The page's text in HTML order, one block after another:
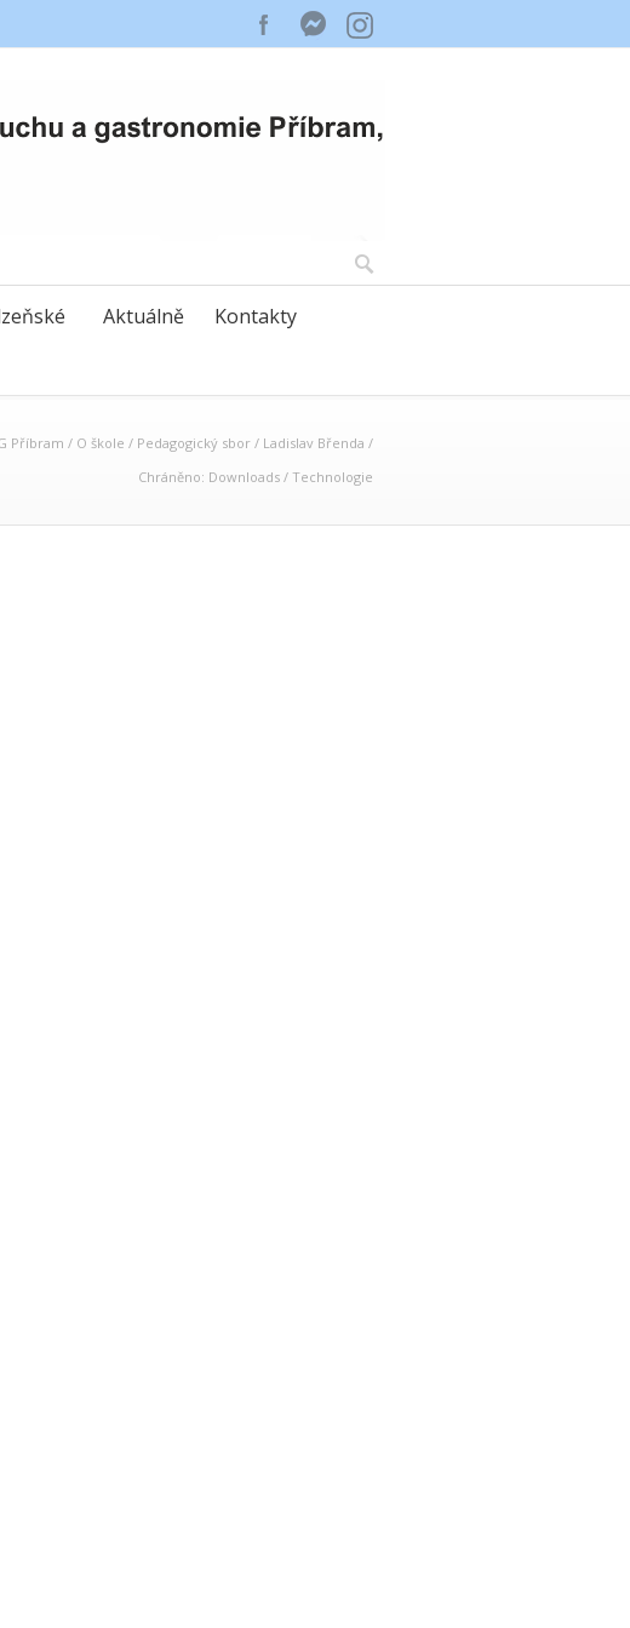
Aktuálně
Kontakty
Příbram / O škole / Pedagogický sbor / Ladislav Břenda /
Chráněno: Downloads / Technologie